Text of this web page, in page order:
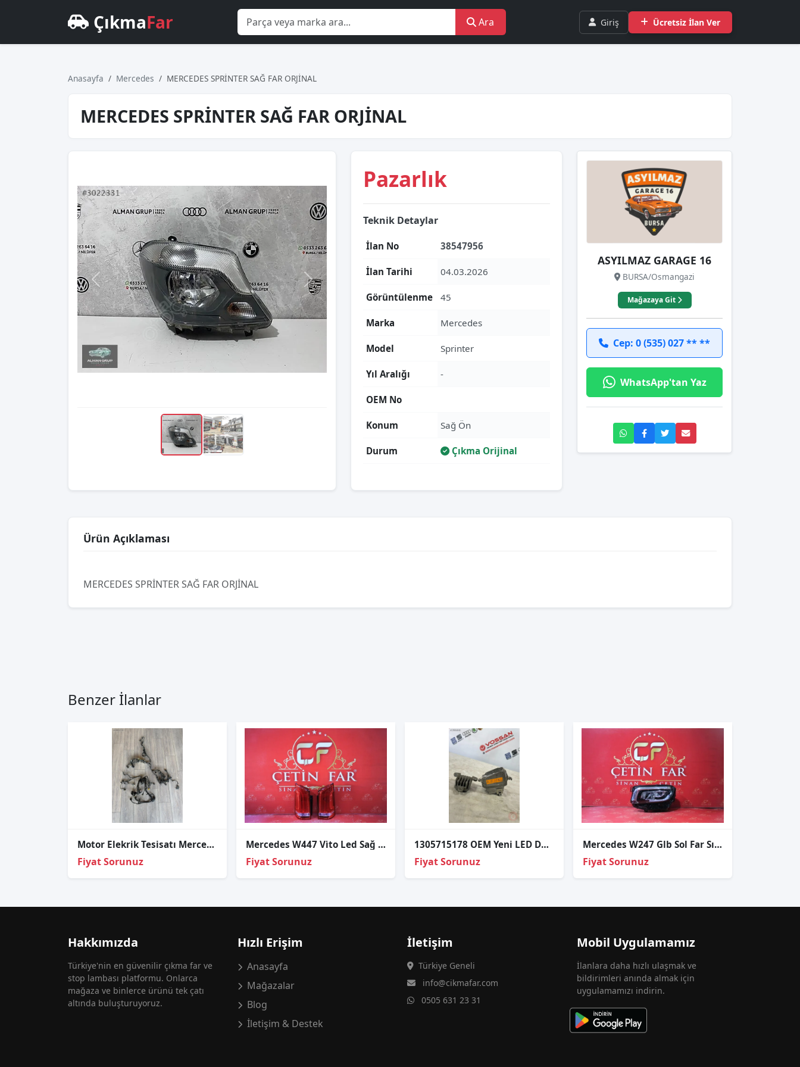
ÇıkmaFar Ara Giriş Ücretsiz İlan Ver
Anasayfa Mercedes MERCEDES SPRİNTER SAĞ FAR ORJİNAL
MERCEDES SPRİNTER SAĞ FAR ORJİNAL
Pazarlık
Teknik Detaylar
İlan No 38547956
İlan Tarihi 04.03.2026
Görüntülenme 45
Marka Mercedes
Model Sprinter
Yıl Aralığı -
OEM No
Konum Sağ Ön
Durum Çıkma Orijinal
ASYILMAZ GARAGE 16
BURSA/Osmangazi
Mağazaya Git
Cep: 0 (535) 027 ** **
WhatsApp'tan Yaz
Ürün Açıklaması
MERCEDES SPRİNTER SAĞ FAR ORJİNAL
Benzer İlanlar
Motor Elekrik Tesisatı Mercedes-Benz W213 W205 654920 Motor
Fiyat Sorunuz
Mercedes W447 Vi̇to Led Sağ Sol Stop Sıfır Hella 2015-2020
Fiyat Sorunuz
1305715178 OEM Yeni LED DRL Sürücü Modülü D120162 Far Gündüz
Fiyat Sorunuz
Mercedes W247 Glb Sol Far Sıfır 2020-2022 A2479062102kz
Fiyat Sorunuz
Hakkımızda
Türkiye'nin en güvenilir çıkma far ve
stop lambası platformu. Onlarca
mağaza ve binlerce ürünü tek çatı
altında buluşturuyoruz.
Hızlı Erişim
Anasayfa
Mağazalar
Blog
İletişim & Destek
İletişim
Türkiye Geneli
info@cikmafar.com
0505 631 23 31
Mobil Uygulamamız
İlanlara daha hızlı ulaşmak ve
bildirimleri anında almak için
uygulamamızı indirin.